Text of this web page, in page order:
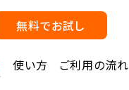
無料でお試し
使い方 ご利用の流れ